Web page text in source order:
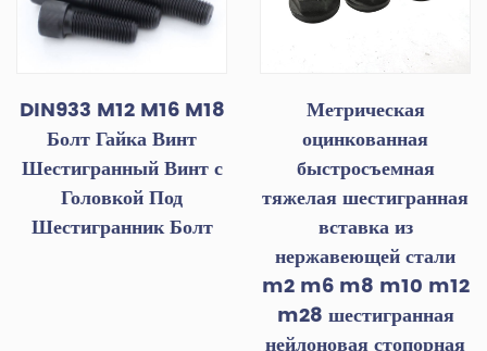
DIN933 M12 M16 M18
Болт Гайка Винт
Шестигранный Винт с
Головкой Под
Шестигранник Болт
Метрическая
оцинкованная
быстросъемная
тяжелая шестигранная
вставка из
нержавеющей стали
m2 m6 m8 m10 m12
m28 шестигранная